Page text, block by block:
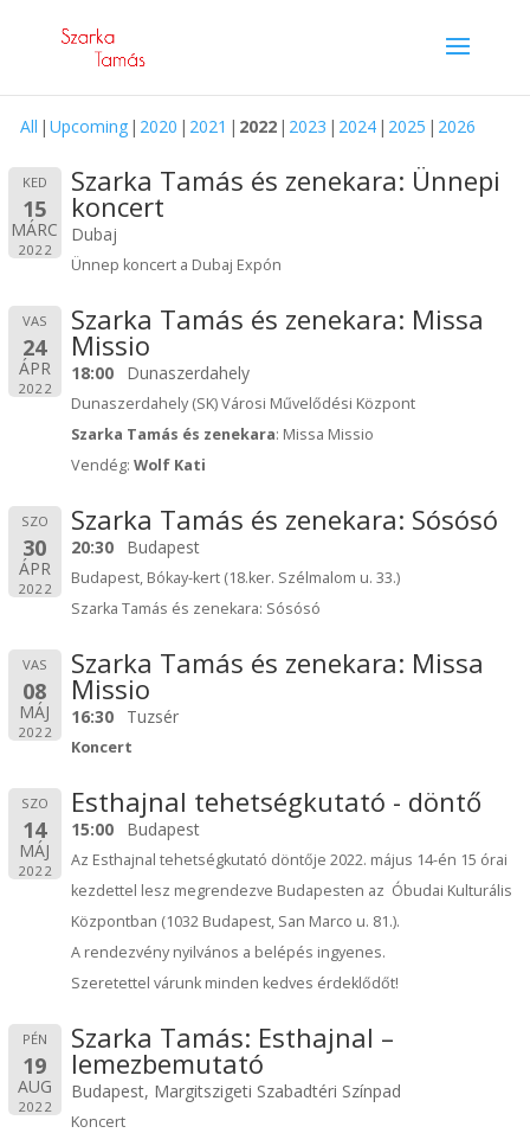
All Upcoming 2020 2021 2022 2023 2024 2025 2026
KED
15
MÁRC
2022
Szarka Tamás és zenekara: Ünnepi
koncert
Dubaj
Ünnep koncert a Dubaj Expón
VAS
24
ÁPR
2022
Szarka Tamás és zenekara: Missa
Missio
18:00 Dunaszerdahely
Dunaszerdahely (SK) Városi Művelődési Központ
Szarka Tamás és zenekara: Missa Missio
Vendég:Wolf Kati
SZO
30
ÁPR
2022
Szarka Tamás és zenekara: Sósósó
20:30 Budapest
Budapest, Bókay-kert (18.ker. Szélmalom u. 33.)
Szarka Tamás és zenekara: Sósósó
VAS
08
MÁJ
2022
Szarka Tamás és zenekara: Missa
Missio
16:30 Tuzsér
Koncert
SZO
14
MÁJ
2022
Esthajnal tehetségkutató - döntő
15:00 Budapest
Az Esthajnal tehetségkutató döntője 2022. május 14-én 15 órai
kezdettel lesz megrendezve Budapesten az Óbudai Kulturális
Központban (1032 Budapest, San Marco u. 81.).
A rendezvény nyilvános a belépés ingyenes.
Szeretettel várunk minden kedves érdeklődőt!
PÉN
19
AUG
2022
Szarka Tamás: Esthajnal –
lemezbemutató
Budapest, Margitszigeti Szabadtéri Színpad
Koncert